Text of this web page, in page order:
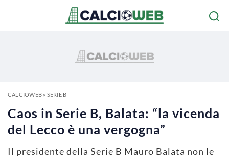
CALCIOWEB» SERIE B
Caos in Serie B, Balata: “la vicenda
del Lecco è una vergogna”
Il presidente della Serie B Mauro Balata non le